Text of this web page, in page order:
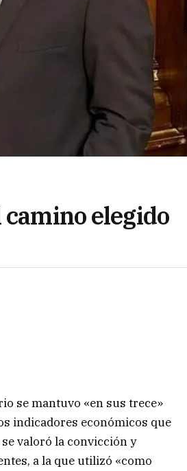
elegido
se mantuvo «en sus trece»
indicadores económicos que
valoró la convicción y
a la que utilizó «como